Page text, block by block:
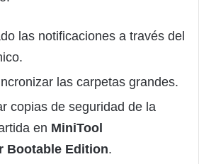
las notificaciones a través del
las carpetas grandes.
copias de seguridad de la
en MiniTool
Bootable Edition.